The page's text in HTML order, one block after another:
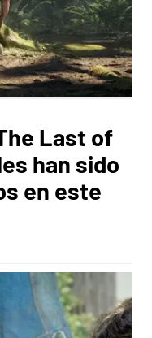
Last of
han sido
en este